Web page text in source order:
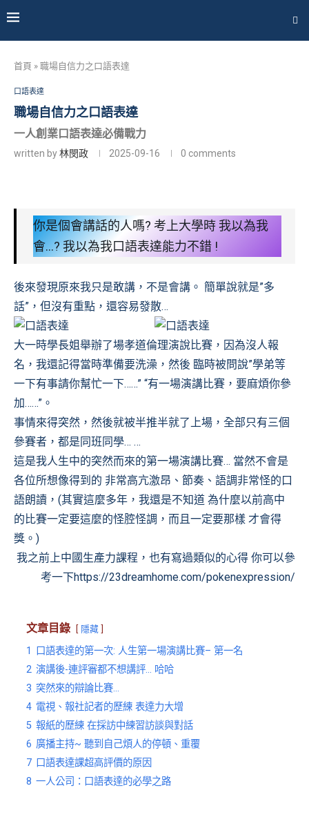
首頁 » 職場自信力之口語表達
口語表達
職場自信力之口語表達
一人創業口語表達必備戰力
written by林閔政 2025-09-16 0 comments
你是個會講話的人嗎? 考上大學時 我以為我
會…? 我以為我口語表達能力不錯 !
後來發現原來我只是敢講，不是會講。 簡單說就是”多
話”，但沒有重點，還容易發散…
大一時學長姐舉辦了場孝道倫理演說比賽，因為沒人報
名，我還記得當時準備要洗澡，然後 臨時被問說”學弟等
一下有事請你幫忙一下……” “有一場演講比賽，要麻煩你參
加……”。
事情來得突然，然後就被半推半就了上場，全部只有三個
參賽者，都是同班同學… …
這是我人生中的突然而來的第一場演講比賽… 當然不會是
各位所想像得到的 非常高亢激昂、節奏、語調非常怪的口
語朗讀，(其實這麼多年，我還是不知道 為什麼以前高中
的比賽一定要這麼的怪腔怪調，而且一定要那樣 才會得
獎。)
我之前上中國生產力課程，也有寫過類似的心得 你可以參
考一下https://23dreamhome.com/pokenexpression/
文章目錄 隱藏
1
口語表達的第一次: 人生第一場演講比賽– 第一名
2 演講後-連評審都不想講評… 哈哈
3 突然來的辯論比賽…
4 電視、報社記者的歷練 表達力大增
5 報紙的歷練 在採訪中練習訪談與對話
6 廣播主持~ 聽到自己煩人的停頓、重覆
7 口語表達課超高評價的原因
8 一人公司：口語表達的必學之路